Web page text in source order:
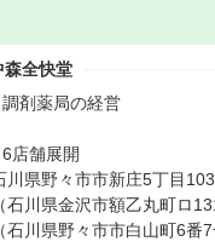
森全快堂
調剤薬局の経営
6店舗展開
県野々市市新庄5丁目103
川県金沢市額乙丸町ロ
川県野々市市白山町6番7